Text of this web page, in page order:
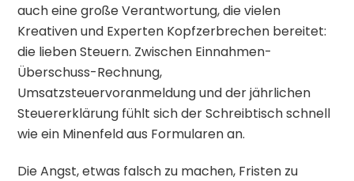
auch eine große Verantwortung, die vielen
Kreativen und Experten Kopfzerbrechen bereitet:
die lieben Steuern. Zwischen Einnahmen-
Überschuss-Rechnung,
Umsatzsteuervoranmeldung und der jährlichen
Steuererklärung fühlt sich der Schreibtisch schnell
wie ein Minenfeld aus Formularen an.
Die Angst, etwas falsch zu machen, Fristen zu